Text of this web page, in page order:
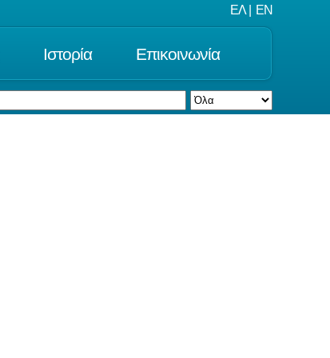
ΕΛ EN
Ιστορία Επικοινωνία